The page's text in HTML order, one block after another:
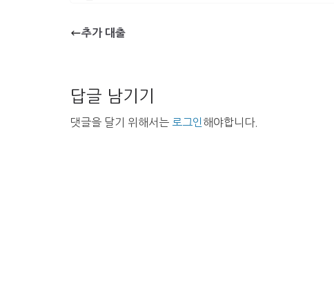
추가 대출
답글 남기기
댓글을 달기 위해서는 로그인 해야합니다.